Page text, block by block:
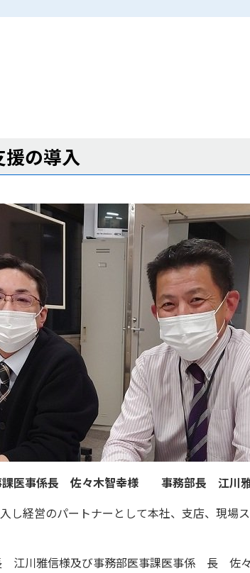
の導入
課医事係長 佐々木智幸様 事務部長 江川雅
し経営のパートナーとして本社、支店、現場
江川雅信様及び事務部医事課医事係 長 佐々